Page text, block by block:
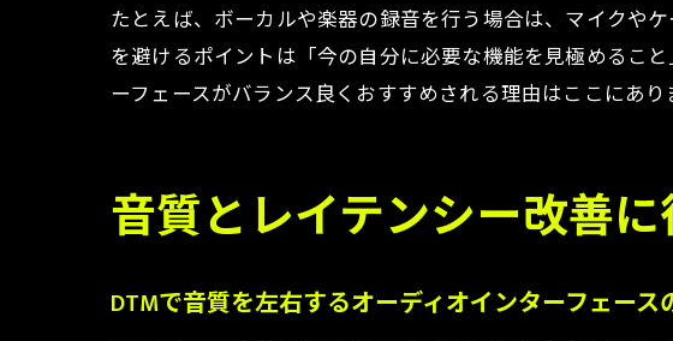
たとえば、ボーカルや楽器の録音を行う場合は、マイクや
を避けるポイントは「今の自分に必要な機能を見極めるこ
ーフェースがバランス良くおすすめされる理由はここにあり
音質とレイテンシー改善
DTMで音質を左右するオーディオインターフェース